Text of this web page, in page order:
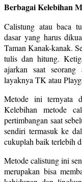
Berbagai Kelebihan
Calistung atau baca
dasar yang harus
Taman Kanak-kanak.
tulis dan hitung.
ajarkan saat seorang
layaknya TK atau
Metode ini ternyata
Kelebihan metode
pertimbangan saat
sendiri termasuk ke
cukuplah baik terlebih
Metode calistung ini
merupakan bisa